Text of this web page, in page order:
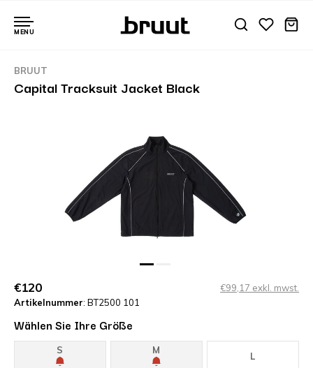
MENU
BRUUT
Capital Tracksuit Jacket Black
€120
€99,17 exkl. mwst.
Artikelnummer: BT2500 101
Wählen Sie Ihre Größe
S M
L